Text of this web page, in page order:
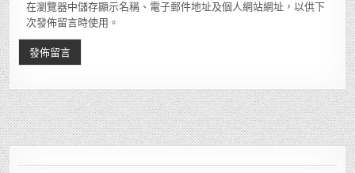
在瀏覽器中儲存顯示名稱、電子郵件地址及個人網站網址，以供下
次發佈留言時使用。